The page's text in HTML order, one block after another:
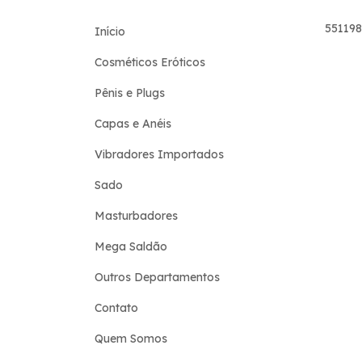
Início
Cosméticos Eróticos
Pênis e Plugs
Capas e Anéis
Vibradores Importados
Sado
Masturbadores
Mega Saldão
Outros Departamentos
Contato
Quem Somos